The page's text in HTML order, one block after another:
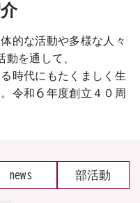
的な活動や多様な人々
動を通して、
時代にもたくましく生
令和６年度創立４０周
news 部活動